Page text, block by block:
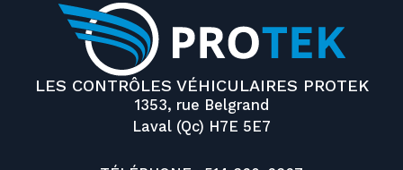
LES CONTRÔLES VÉHICULAIRES PROTEK
1353, rue Belgrand
Laval (Qc) H7E 5E7